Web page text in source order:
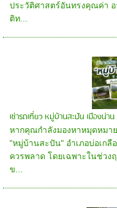
ประวัติศาสตร์อันทรงคุณค่า
ติท...
เช่ารถเที่ยว หมู่บ้านสะปัน เมืองน่
หากคุณกำลังมองหาหมุดหมา
"หมู่บ้านสะปัน" อำเภอบ่อเก
ควรพลาด โดยเฉพาะในช่ว
ข...